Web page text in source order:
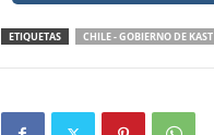
ETIQUETAS CHILE - GOBIERNO DE KAST